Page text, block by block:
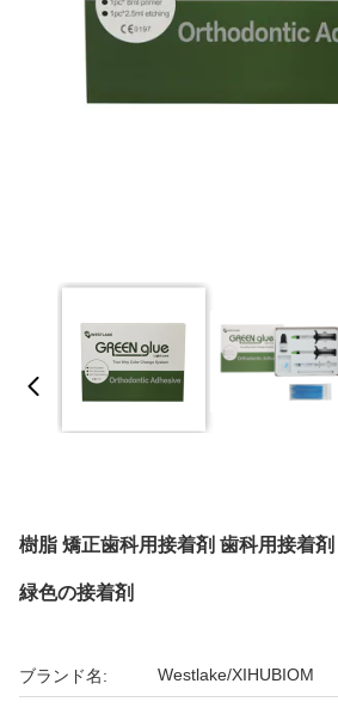
樹脂 矯正歯科用接着剤 歯科用接着
緑色の接着剤
ブランド名: Westlake/XIHUBIOM